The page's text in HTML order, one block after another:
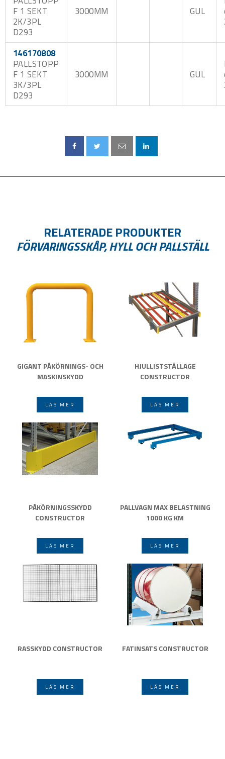
F 1 SEKT
2K/3PL
D293
3000MM GUL
146170808
PALLSTOPP
F 1 SEKT
3K/3PL
D293
3000MM GUL
RELATERADE PRODUKTER
FÖRVARINGSSKÅP, HYLL OCH PALLSTÄLL
GIGANT PÅKÖRNINGS- OCH
MASKINSKYDD
LÄS MER
HJULLISTSTÄLLAGE
CONSTRUCTOR
LÄS MER
PÅKÖRNINGSSKYDD
CONSTRUCTOR
LÄS MER
PALLVAGN MAX BELASTNING
1000 KG KM
LÄS MER
RASSKYDD CONSTRUCTOR
LÄS MER
FATINSATS CONSTRUCTOR
LÄS MER